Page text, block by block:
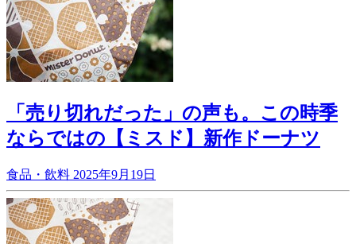
「売り切れだった」の声も。この時季
ならではの【ミスド】新作ドーナツ
食品・飲料 2025年9月19日